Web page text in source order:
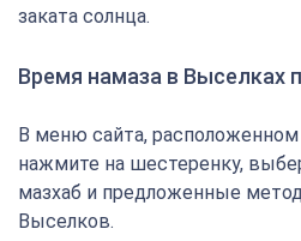
заката солнца.
Время намаза в Выселках
В меню сайта,
нажмите на шестеренку,
мазхаб и предложенные
Выселков.